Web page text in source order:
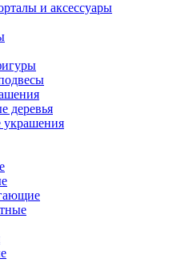
и аксессуары
деревья
украшения